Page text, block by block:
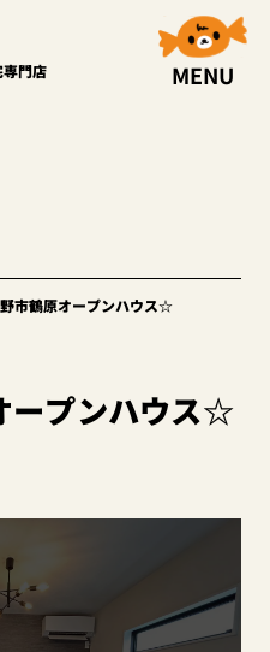
門店 MENU
市鶴原オープンハウス☆
ープンハウス☆